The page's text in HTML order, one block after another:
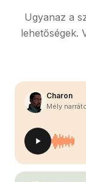
Ugyanaz a
lehetőségek.
Charon
Mély